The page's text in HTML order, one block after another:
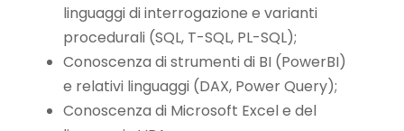
linguaggi di interrogazione e varianti
procedurali (SQL, T-SQL, PL-SQL);
Conoscenza di strumenti di BI (PowerBI)
e relativi linguaggi (DAX, Power Query);
Conoscenza di Microsoft Excel e del